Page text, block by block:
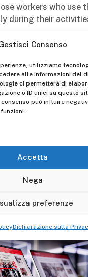
Consenso
utilizziamo
alle informazioni del
ci permetterà di
o ID unici su questo
può influire
Accetta
Nega
preferenze
Dichiarazione sulla
workers who use
during their
information, write to
Products